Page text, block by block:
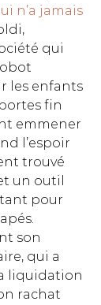
n’a jamais
qui
les enfants
fin
emmener
l’espoir
trouvé
un outil
pour
son
qui a
liquidation
rachat